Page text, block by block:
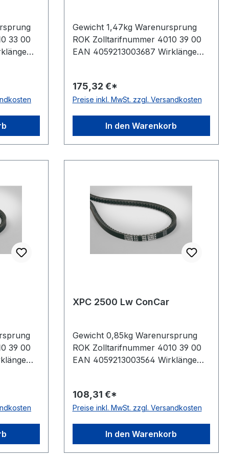
33 00
Norm
22mm
Gewicht 1,47kg Warenursprung
ROK Zolltarifnummer 4010 39 00
EAN 4059213003687 Wirklänge
ConCar Ausführung flankenoffen,
formgezahnt antistatisch ja Norm
Zugstrang Polyester Breite 22mm
Höhe 18mm
175,32 €*
Preise inkl. MwSt. zzgl. Versandkosten
In den Warenkorb
39 00
Norm
22mm
XPC 2500 Lw ConCar
Gewicht 0,85kg Warenursprung
ROK Zolltarifnummer 4010 39 00
EAN 4059213003564 Wirklänge
ConCar Ausführung flankenoffen,
formgezahnt antistatisch ja Norm
Zugstrang Polyester Breite 22mm
Höhe 18mm
108,31 €*
Preise inkl. MwSt. zzgl. Versandkosten
In den Warenkorb